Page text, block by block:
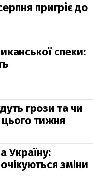
пригріє до
спеки:
грози та чи
тижня
Україну:
зміни